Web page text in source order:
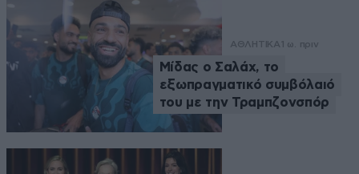
ΑΘΛΗΤΙΚΑ 1 ω. πριν
Μίδας ο Σαλάχ, το
εξωπραγματικό συμβόλαιό
του με την Τραμπζονσπόρ